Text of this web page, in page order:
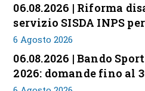
06.08.2026 | Riforma
servizio SISDA INPS
6 Agosto 2026
06.08.2026 | Bando
2026: domande fino al